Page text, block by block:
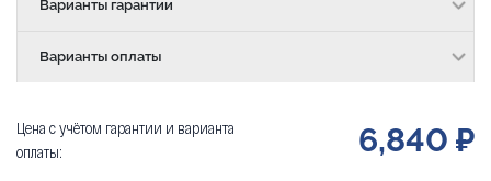
Варианты гарантии
Варианты оплаты
Цена с учётом гарантии и варианта
оплаты:
6,840 ₽